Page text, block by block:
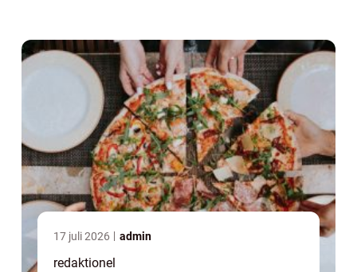
17 juli 2026 admin
redaktionel